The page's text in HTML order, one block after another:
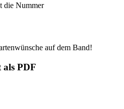
die Nummer
auf dem Band!
PDF